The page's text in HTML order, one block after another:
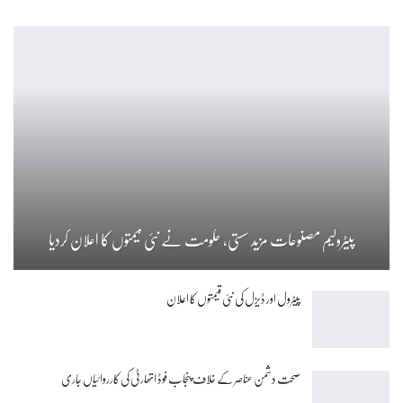
پیٹرولیم مصنوعات مزید سستی، حکومت نے نئی قیمتوں کا اعلان کردیا
پیٹرول اور ڈیزل کی نئی قیمتوں کا اعلان
صحت دشمن عناصر کے خلاف پنجاب فوڈ اتھارٹی کی کارروائیاں جاری